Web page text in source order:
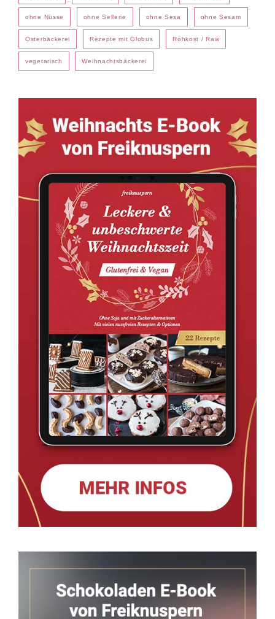
ohne Nüsse ohne Sellerie ohne Sesa ohne Sesam
Osterbäckerei Rezepte mit Globus Rohkost / Raw
vegetarisch Weihnachtsbäckerei